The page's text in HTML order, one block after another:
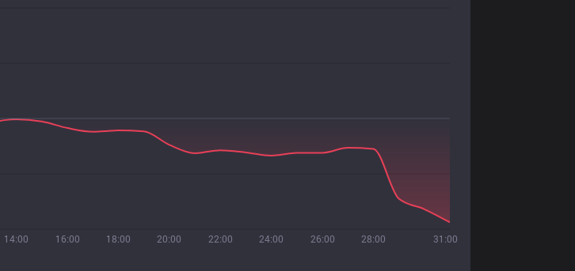
14:00 16:00 18:00 20:00 22:00 24:00 26:00 28:00 31:00